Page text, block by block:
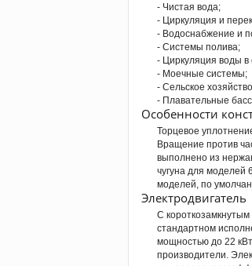
- Чистая вода;
- Циркуляция и
- Водоснабжение и
- Системы полива;
- Циркуляция воды в
- Моечные системы;
- Сельское
- Плавательные
Особенности
Торцевое
Вращение против
выполнено из
чугуна для моделей
моделей, по
Электродвигатель
С
стандартном
мощностью до 22
производители.